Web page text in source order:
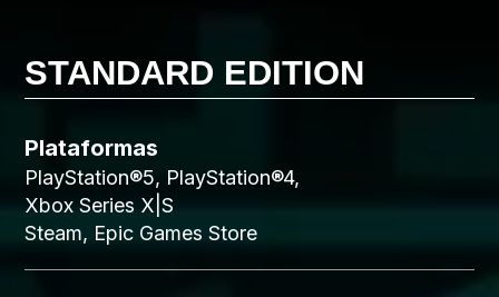
STANDARD EDITION
Plataformas
PlayStation®5, PlayStation®4,
Xbox Series X|S
Steam, Epic Games Store